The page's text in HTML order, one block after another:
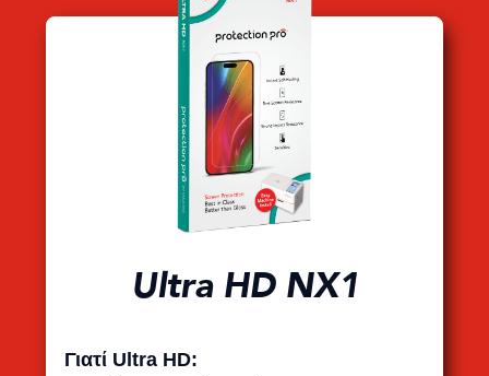
Ultra HD NX1
Γιατί Ultra HD: